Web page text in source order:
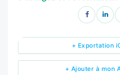
+ Ajouter à mon
+ Exportation